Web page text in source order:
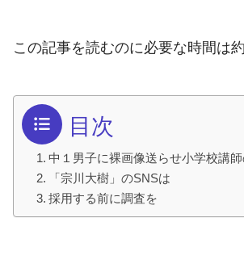
この記事を読むのに必要な時間は
目次
中１男子に裸画像送らせ小学校講
「宗川大樹」のSNSは
採用する前に調査を